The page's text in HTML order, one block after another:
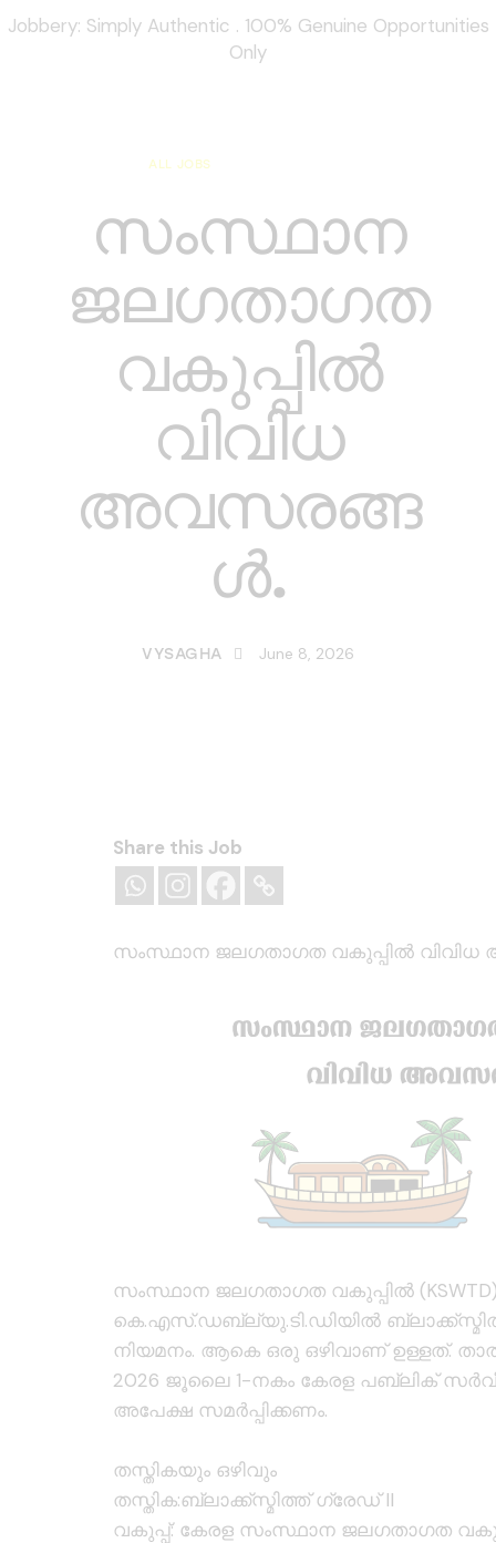
Jobbery: Simply Authentic . 100% Genuine Opportunities
Only
ALL JOBS
സംസ്ഥാന
ജലഗതാഗത
വകുപ്പിൽ
വിവിധ
അവസരങ്ങ
ൾ.
VYSAGHA June 8, 2026
Share this Job
സംസ്ഥാന ജലഗതാഗത വകുപ്പിൽ
സംസ്ഥാന ജലഗതാഗത വകുപ്പിൽ
കെ.എസ്.ഡബ്ല്യു.ടി.ഡിയിൽ
നിയമനം. ആകെ ഒരു ഒഴിവാണ് ഉള്ളത്.
2026 ജൂലൈ 1-നകം കേരള പബ്ലിക്
അപേക്ഷ സമർപ്പിക്കണം.
തസ്തികയും ഒഴിവും
തസ്തിക:ബ്ലാക്ക്സ്മിത്ത് ഗ്രേഡ് II
വകുപ്പ്: കേരള സംസ്ഥാന ജലഗതാഗത